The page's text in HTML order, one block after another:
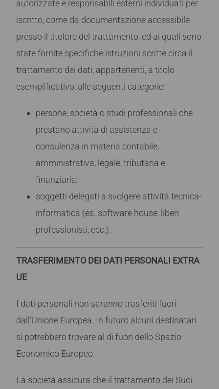
autorizzate e responsabili esterni individuati per
iscritto, come da documentazione accessibile
presso il titolare del trattamento, ed ai quali sono
state fornite specifiche istruzioni scritte circa il
trattamento dei dati, appartenenti, a titolo
esemplificativo, alle seguenti categorie:
persone, società o studi professionali che
prestano attività di assistenza e
consulenza in materia contabile,
amministrativa, legale, tributaria e
finanziaria;
soggetti delegati a svolgere attività tecnica-
informatica (es. software house, liberi
professionisti, ecc.).
TRASFERIMENTO DEI DATI PERSONALI EXTRA
UE
I dati personali non saranno trasferiti fuori
dall’Unione Europea. In futuro alcuni destinatari
si potrebbero trovare al di fuori dello Spazio
Economico Europeo.
La società assicura che il trattamento dei Suoi